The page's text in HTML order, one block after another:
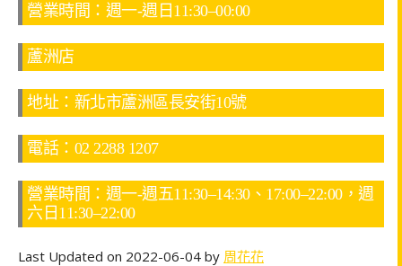
營業時間：週一-週日11:30–00:00
蘆洲店
地址：新北市蘆洲區長安街10號
電話：02 2288 1207
營業時間：週一-週五11:30–14:30、17:00–22:00，週
六日11:30–22:00
Last Updated on 2022-06-04 by 周花花